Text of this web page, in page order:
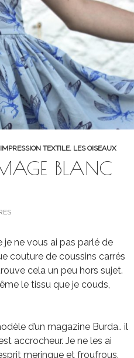
IMPRESSION TEXTILE, LES OISEAUX
BLANC
ne vous ai pas parlé de
couture de coussins carrés
cela un peu hors sujet.
le tissu que je couds,
d’un magazine Burda.. il
accrocheur. Je ne les ai
meringue et froufrous.